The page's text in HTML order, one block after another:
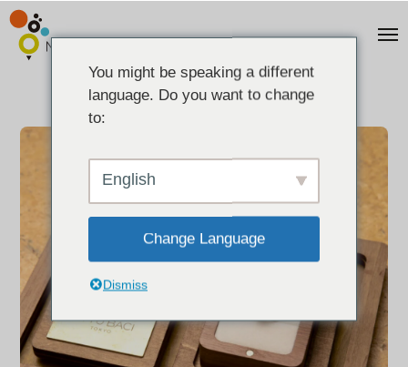
You might be speaking a different
language. Do you want to change
to:
English
Change Language
Dismiss